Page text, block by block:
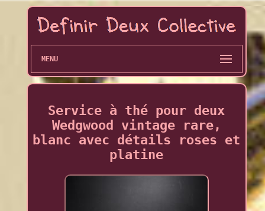
MENU
Service à thé pour deux
Wedgwood vintage rare,
blanc avec détails roses et
platine